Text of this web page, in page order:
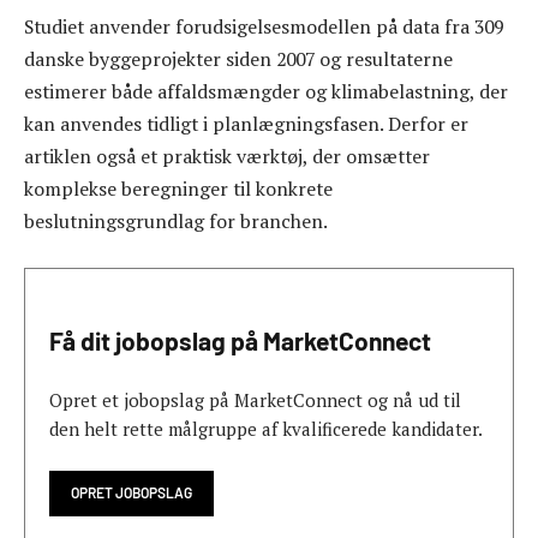
Studiet anvender forudsigelsesmodellen på data fra 309
danske byggeprojekter siden 2007 og resultaterne
estimerer både affaldsmængder og klimabelastning, der
kan anvendes tidligt i planlægningsfasen. Derfor er
artiklen også et praktisk værktøj, der omsætter
komplekse beregninger til konkrete
beslutningsgrundlag for branchen.
Få dit jobopslag på MarketConnect
Opret et jobopslag på MarketConnect og nå ud til
den helt rette målgruppe af kvalificerede kandidater.
OPRET JOBOPSLAG